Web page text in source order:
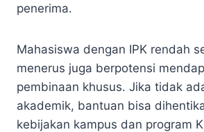
penerima.
Mahasiswa dengan IPK rendah
menerus juga berpotensi
pembinaan khusus. Jika tidak
akademik, bantuan bisa
kebijakan kampus dan program